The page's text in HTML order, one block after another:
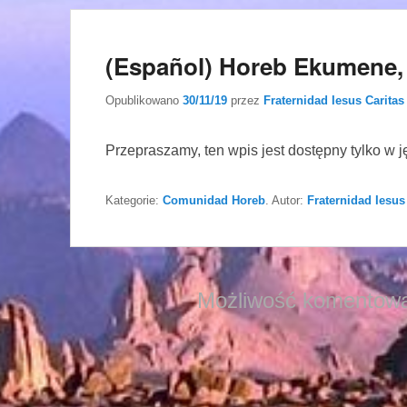
(Español) Horeb
Opublikowano 30/11/19 przez Fraternidad Iesus Caritas
Przepraszamy, ten wpis jest dostępny tylko w
Kategorie: Comunidad Horeb . Autor: Fraternidad
Możliwość